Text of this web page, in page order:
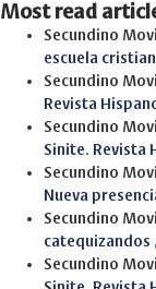
Most read
Secundino
escuela
Secundino
Revista
Secundino
Sinite. Revista
Secundino
Nueva
Secundino
catequizandos ,
Secundino